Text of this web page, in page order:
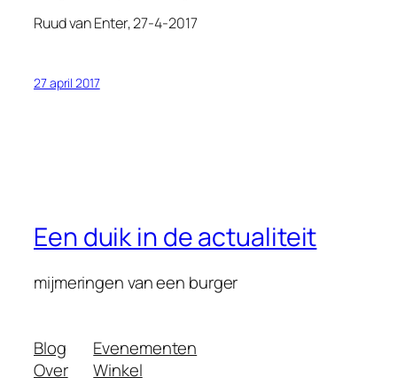
Ruud van Enter, 27-4-2017
27 april 2017
Een duik in de actualiteit
mijmeringen van een burger
Blog
Over
Evenementen
Winkel